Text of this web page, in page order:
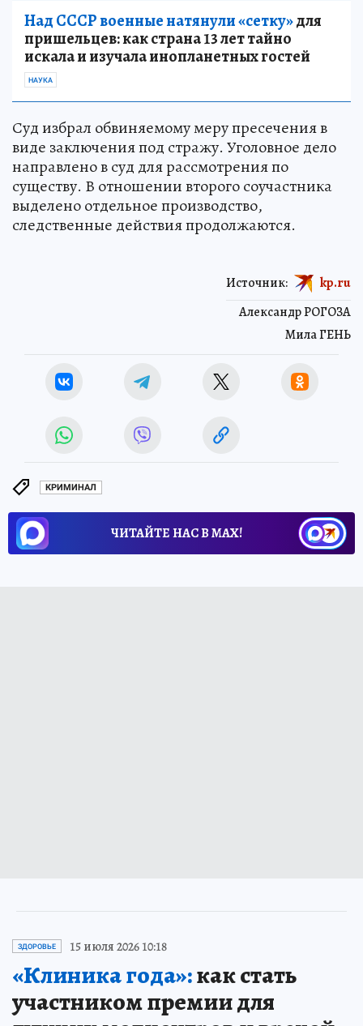
Над СССР военные натянули «сетку»для
пришельцев: как страна 13 лет тайно
искала и изучала инопланетных гостей
НАУКА
Суд избрал обвиняемому меру пресечения в
виде заключения под стражу. Уголовное дело
направлено в суд для рассмотрения по
существу. В отношении второго соучастника
выделено отдельное производство,
следственные действия продолжаются.
Александр РОГОЗА
Мила ГЕНЬ
Источник: kp.ru
КРИМИНАЛ
ЧИТАЙТЕ НАС В МАХ!
ЗДОРОВЬЕ 15 июля 2026 10:18
«Клиника года»:как стать
участником премии для